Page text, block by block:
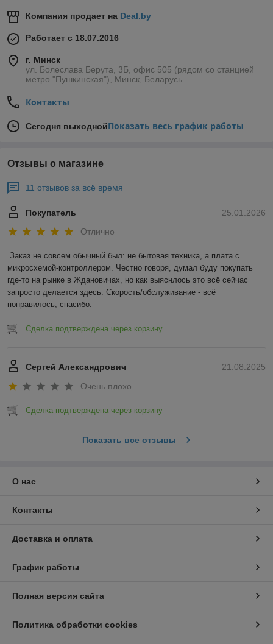
Компания продает на Deal.by
Работает с 18.07.2016
г. Минск
ул. Болеслава Берута, 3Б, офис 505 (рядом со станцией
метро "Пушкинская"), Минск, Беларусь
Контакты
Сегодня выходнойПоказать весь график работы
Отзывы о магазине
11 отзывов за всё время
25.01.2026
Покупатель
Отлично
Заказ не совсем обычный был: не бытовая техника, а плата с
микросхемой-контроллером. Честно говоря, думал буду покупать
где-то на рынке в Ждановичах, но как выяснлось это всё сейчас
запросто делается здесь. Скорость/обслуживание - всё
понравилось, спасибо.
Сделка подтверждена через корзину
21.08.2025
Сергей Александрович
Очень плохо
Сделка подтверждена через корзину
Показать все отзывы
О нас
Контакты
Доставка и оплата
График работы
Полная версия сайта
Политика обработки cookies